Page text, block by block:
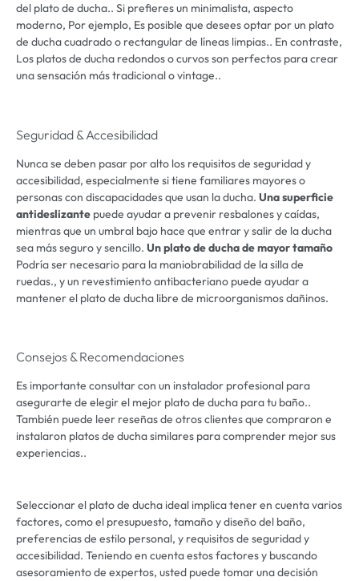
del plato de ducha.. Si prefieres un minimalista, aspecto
moderno, Por ejemplo, Es posible que desees optar por un plato
de ducha cuadrado o rectangular de líneas limpias.. En contraste,
Los platos de ducha redondos o curvos son perfectos para crear
una sensación más tradicional o vintage..
Seguridad & Accesibilidad
Nunca se deben pasar por alto los requisitos de seguridad y
accesibilidad, especialmente si tiene familiares mayores o
personas con discapacidades que usan la ducha. Una superficie
antideslizante puede ayudar a prevenir resbalones y caídas,
mientras que un umbral bajo hace que entrar y salir de la ducha
sea más seguro y sencillo. Un plato de ducha de mayor tamaño
Podría ser necesario para la maniobrabilidad de la silla de
ruedas., y un revestimiento antibacteriano puede ayudar a
mantener el plato de ducha libre de microorganismos dañinos.
Consejos & Recomendaciones
Es importante consultar con un instalador profesional para
asegurarte de elegir el mejor plato de ducha para tu baño..
También puede leer reseñas de otros clientes que compraron e
instalaron platos de ducha similares para comprender mejor sus
experiencias..
Seleccionar el plato de ducha ideal implica tener en cuenta varios
factores, como el presupuesto, tamaño y diseño del baño,
preferencias de estilo personal, y requisitos de seguridad y
accesibilidad. Teniendo en cuenta estos factores y buscando
asesoramiento de expertos, usted puede tomar una decisión